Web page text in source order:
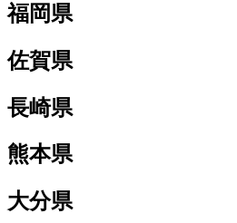
福岡県
佐賀県
長崎県
熊本県
大分県